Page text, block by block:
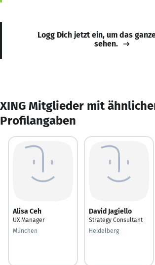
Logg Dich jetzt ein, um das
sehen.
XING Mitglieder mit
Profilangaben
Alisa Ceh
UX Manager
München
David Jagiello
Strategy Consultant
Heidelberg